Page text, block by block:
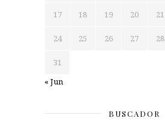
17 18 19 20 21
24 25 26 27 28
31
« Jun
BUSCADOR